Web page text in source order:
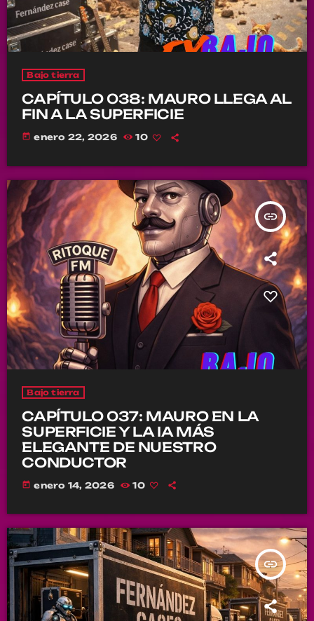
Bajo tierra
CAPÍTULO 038: MAURO LLEGA AL
FIN A LA SUPERFICIE
today enero 22, 2026 10
insert_link
Bajo tierra
CAPÍTULO 037: MAURO EN LA
SUPERFICIE Y LA IA MÁS
ELEGANTE DE NUESTRO
CONDUCTOR
today enero 14, 2026 10
insert_link